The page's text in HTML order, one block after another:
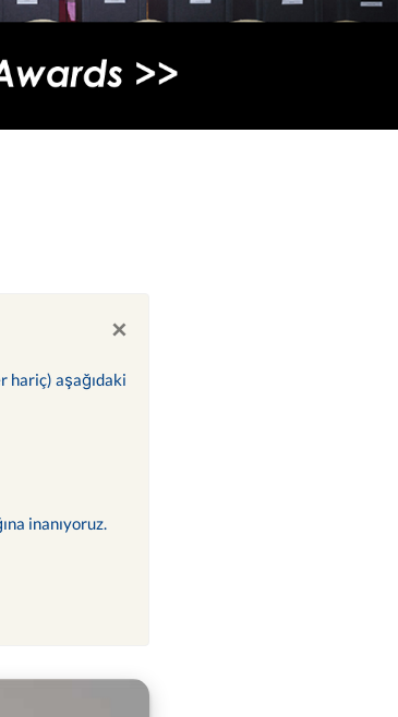
×
hariç) aşağıdaki
inanıyoruz.